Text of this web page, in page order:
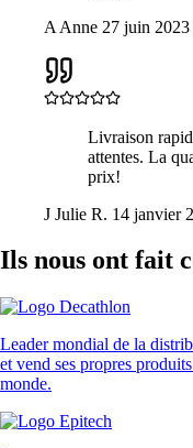
A Anne 27 juin 2023
Livraison
attentes. La
prix!
J Julie R. 14 janvier
Ils nous ont fait
Leader mondial de la
et vend ses propres
monde.